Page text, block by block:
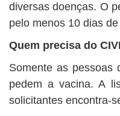
diversas doenças. O
pelo menos 10 dias
Quem precisa do
Somente as pessoas
pedem a vacina. A
solicitantes encontra-